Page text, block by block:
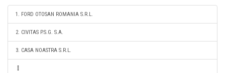
1. FORD OTOSAN ROMANIA S.R.L.
2. CIVITAS P.S.G. S.A.
3. CASA NOASTRA S.R.L.